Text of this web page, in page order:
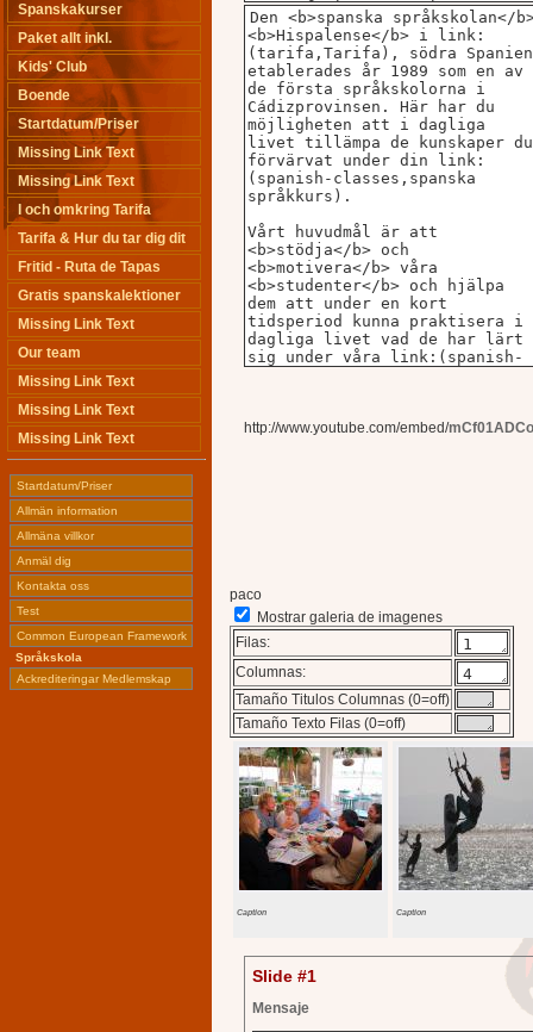
http://www.youtube.com/embed/
paco
Mostrar galeria de imagenes
Filas:
Columnas:
Tamaño Titulos Columnas (0=off)
Tamaño Texto Filas (0=off)
Caption Caption
Slide #1
Mensaje
Spanskakurser
Paket allt inkl.
Kids' Club
Boende
Startdatum/Priser
Missing Link Text
Missing Link Text
I och omkring Tarifa
Tarifa & Hur du tar dig dit
Fritid - Ruta de Tapas
Gratis spanskalektioner
Missing Link Text
Our team
Missing Link Text
Missing Link Text
Missing Link Text
Startdatum/Priser
Allmän information
Allmäna villkor
Anmäl dig
Kontakta oss
Test
Common European Framework
Språkskola
Ackrediteringar Medlemskap